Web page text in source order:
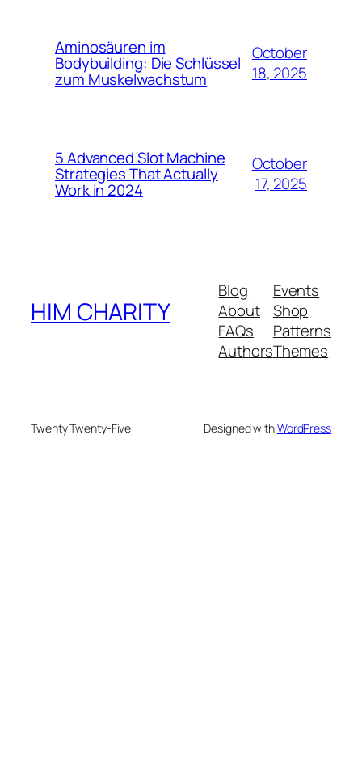
Aminosäuren im
Bodybuilding: Die Schlüssel
zum Muskelwachstum
October
18, 2025
5 Advanced Slot Machine
Strategies That Actually
Work in 2024
October
17, 2025
HIM CHARITY
Blog
About
FAQs
Authors
Events
Shop
Patterns
Themes
Twenty Twenty-Five Designed withWordPress